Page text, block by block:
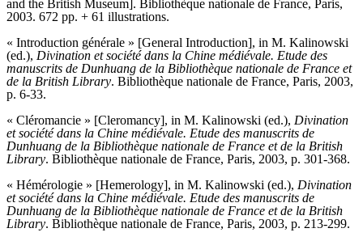
and the British Museum]. Bibliothèque nationale de France, Paris,
2003. 672 pp. + 61 illustrations.
« Introduction générale » [General Introduction], in M. Kalinowski
(ed.), Divination et société dans la Chine médiévale. Etude des
manuscrits de Dunhuang de la Bibliothèque nationale de France et
de la British Library. Bibliothèque nationale de France, Paris, 2003,
p. 6-33.
« Cléromancie » [Cleromancy], in M. Kalinowski (ed.), Divination
et société dans la Chine médiévale. Etude des manuscrits de
Dunhuang de la Bibliothèque nationale de France et de la British
Library. Bibliothèque nationale de France, Paris, 2003, p. 301-368.
« Hémérologie » [Hemerology], in M. Kalinowski (ed.), Divination
et société dans la Chine médiévale. Etude des manuscrits de
Dunhuang de la Bibliothèque nationale de France et de la British
Library. Bibliothèque nationale de France, Paris, 2003, p. 213-299.